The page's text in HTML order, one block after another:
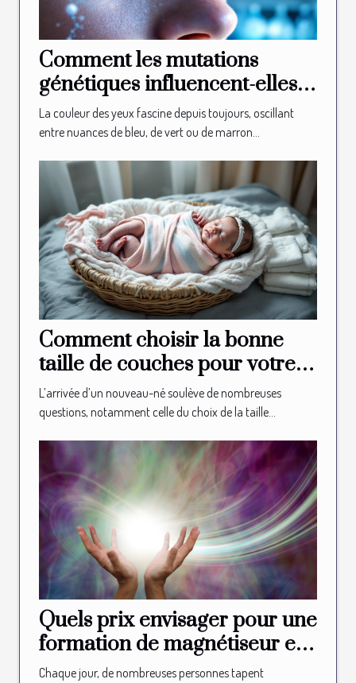
Comment les mutations
génétiques influencent-elles
la couleur des yeux ?
La couleur des yeux fascine depuis toujours, oscillant
entre nuances de bleu, de vert ou de marron...
Comment choisir la bonne
taille de couches pour votre
nouveau-né?
L’arrivée d’un nouveau-né soulève de nombreuses
questions, notamment celle du choix de la taille...
Quels prix envisager pour une
formation de magnétiseur en
ligne ?
Chaque jour, de nombreuses personnes tapent